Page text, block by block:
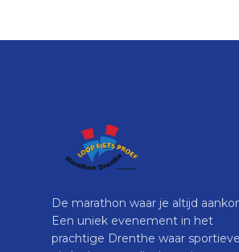
De marathon waar je altijd
Een uniek evenement in het
prachtige Drenthe waar sportieve